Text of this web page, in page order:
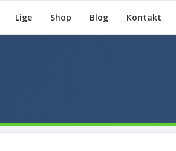
Lige Shop Blog Kontakt